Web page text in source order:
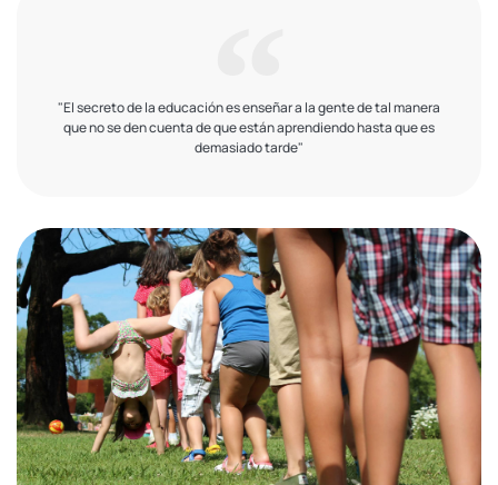
"El secreto de la educación es enseñar a la gente de tal manera
que no se den cuenta de que están aprendiendo hasta que es
demasiado tarde"